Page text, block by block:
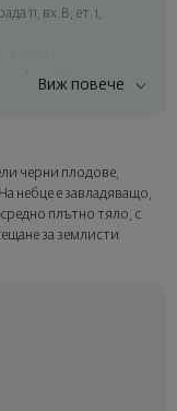
11, вх.В, ет.1,
I", 45, Пловдив
на град София
и персонализирана
опция в
Виж повече
черни плодове,
небце е завладяващо,
плътно тяло, с
за землисти